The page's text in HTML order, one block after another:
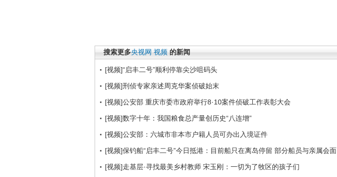
搜索更多央视网 视频 的新闻
[视频]“启丰二号”顺利停靠尖沙咀码头
[视频]刑侦专家亲述周克华案侦破始末
[视频]公安部 重庆市委市政府举行8·10案件侦破工作表彰大会
[视频]数字十年：我国粮食总产量创历史“八连增”
[视频]公安部：六城市非本市户籍人员可办出入境证件
[视频]保钓船“启丰二号”今日抵港：目前船只在离岛停留 部分船员与亲属会面
[视频]走基层·寻找最美乡村教师 宋玉刚：一切为了牧区的孩子们